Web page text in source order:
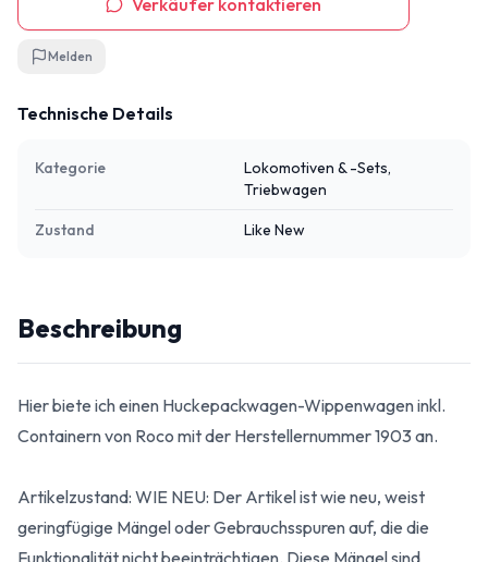
Verkäufer kontaktieren
Melden
Technische Details
Kategorie
Lokomotiven & -Sets,
Triebwagen
Zustand Like New
Beschreibung
Hier biete ich einen Huckepackwagen-Wippenwagen inkl.
Containern von Roco mit der Herstellernummer 1903 an.
Artikelzustand: WIE NEU: Der Artikel ist wie neu, weist
geringfügige Mängel oder Gebrauchsspuren auf, die die
Funktionalität nicht beeinträchtigen. Diese Mängel sind